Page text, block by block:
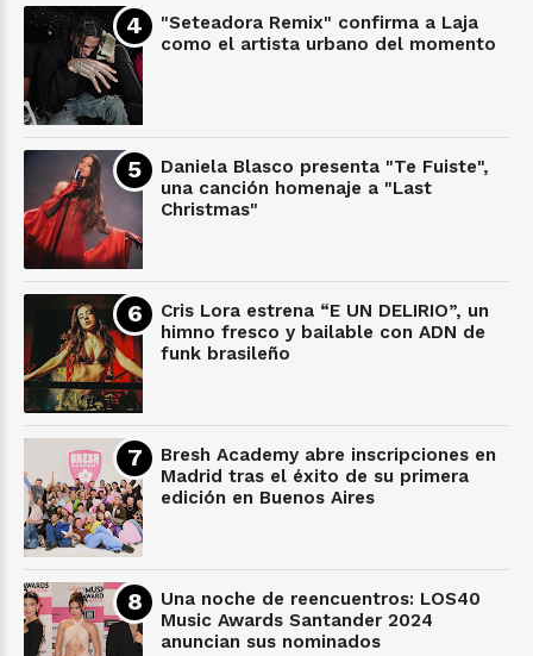
"Seteadora Remix" confirma a Laja
como el artista urbano del momento
Daniela Blasco presenta "Te Fuiste",
una canción homenaje a "Last
Christmas"
Cris Lora estrena “E UN DELIRIO”, un
himno fresco y bailable con ADN de
funk brasileño
Bresh Academy abre inscripciones en
Madrid tras el éxito de su primera
edición en Buenos Aires
Una noche de reencuentros: LOS40
Music Awards Santander 2024
anuncian sus nominados